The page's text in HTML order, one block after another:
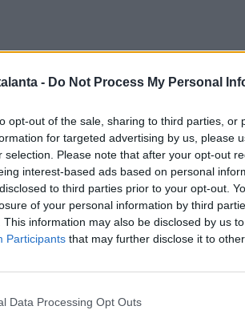
- Do Not Process My Personal
opt-out of the sale, sharing to third parties, or
for targeted advertising by us, please
selection. Please note that after your opt-out
interest-based ads based on personal
to third parties prior to your opt-out.
of your personal information by third
This information may also be disclosed by us
Participants that may further disclose it to
Data Processing Opt Outs
"Come mai le cose non
1999 raccontando dell'Atalanta -A
al piede
, quindi sono arrivato in
Gasperini c'è stato un rapporto di
in circolazione, main quel
In questi ultimi anni non ho reso
mia. D'altra parte, l'amore
le prestazioni in campo e gli
divertirmi, ad amare il calcio dopo che